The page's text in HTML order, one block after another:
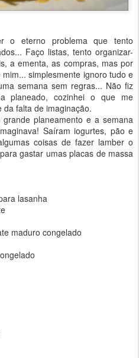
o eterno problema que tento
Faço listas, tento organizar-
a ementa, as compras, mas por
simplesmente ignoro tudo e
semana sem regras... Não fiz
planeado, cozinhei o que me
falta de imaginação.
planeamento e a semana
Saíram iogurtes, pão e
coisas de fazer lamber o
gastar umas placas de massa
lasanha
maduro congelado